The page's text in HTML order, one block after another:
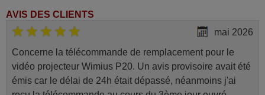
AVIS DES CLIENTS
mai 2026
Concerne la télécommande de remplacement pour le
vidéo projecteur Wimius P20. Un avis provisoire avait été
émis car le délai de 24h était dépassé, néanmoins j'ai